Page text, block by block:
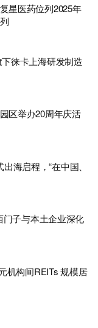
星医药位列2025年
徕卡上海研发制造
区举办20周年庆活
海启程，“在中国、
子与本土企业深化
机构间REITs 规模居